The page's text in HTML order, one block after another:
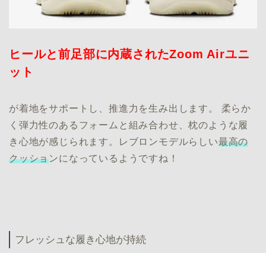
ヒールと前足部に内蔵されたZoom Airユニ
ット
が着地をサポートし、推進力を生み出します。 柔らか
く弾力性のあるフォームと組み合わせ、枕のような履
き心地が感じられます。レブロンモデルらしい最高の
クッションになっているようですね！
フレッシュな履き心地が持続